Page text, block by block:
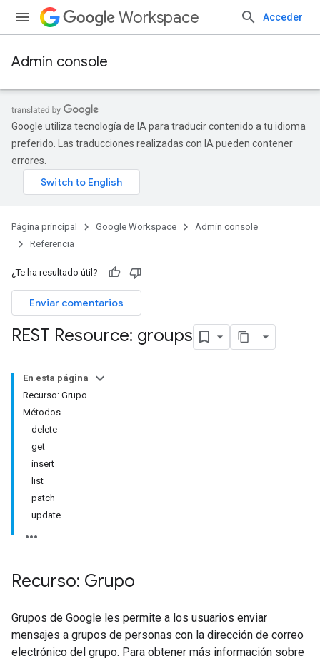
Workspace Acceder
Admin console
Google utiliza tecnología de IA para traducir contenido a tu idioma
preferido. Las traducciones realizadas con IA pueden contener
errores.
Página principal Google Workspace
Admin console
Referencia
¿Te ha resultado útil?
Enviar comentarios
REST Resource: groups
En esta página
Recurso: Grupo
Métodos
delete
get
insert
list
patch
update
Recurso: Grupo
Grupos de Google les permite a los usuarios enviar
mensajes a grupos de personas con la dirección de correo
electrónico del grupo. Para obtener más información sobre